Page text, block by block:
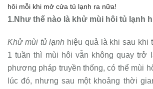
hôi mỗi khi mở cửa tủ lạnh ra nữa!
1.Như thế nào là khử mùi hôi tủ lạnh
Khử mùi tủ lạnh hiệu quả là khi sau khi
1 tuần thì mùi hôi vẫn không quay trở
phương pháp truyền thống, có thể mùi
lúc đó, nhưng sau một khoảng thời